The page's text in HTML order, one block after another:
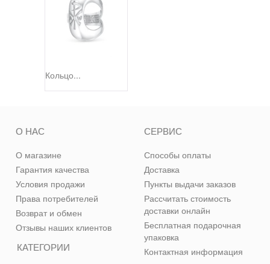
Кольцо...
КАТЕГОРИИ
О НАС
О магазине
Гарантия качества
Условия продажи
Права потребителей
Возврат и обмен
Отзывы наших клиентов
СЕРВИС
Способы оплаты
Доставка
Пункты выдачи заказов
Рассчитать стоимость
доставки онлайн
Бесплатная подарочная
упаковка
Контактная информация